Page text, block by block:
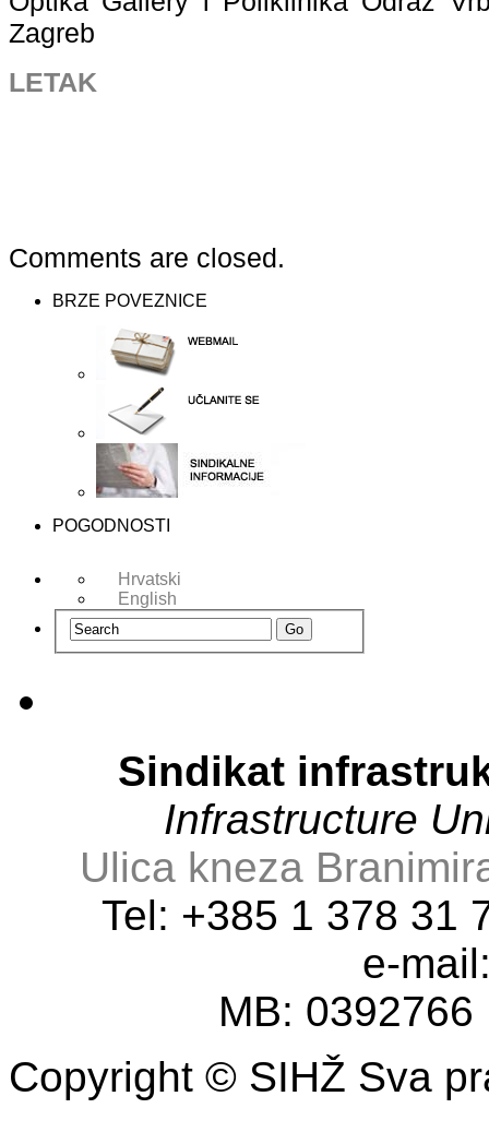
Zagreb
LETAK
Comments are closed.
BRZE POVEZNICE
POGODNOSTI
Hrvatski
English
Sindikat
Infrastructure
Ulica kneza
Tel: +385 1 378
e-
MB:
Copyright © SIHŽ Sva